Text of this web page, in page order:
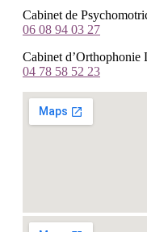
Cabinet de
06 08 94 03 27
Cabinet d’Orthophonie
04 78 58 52 23